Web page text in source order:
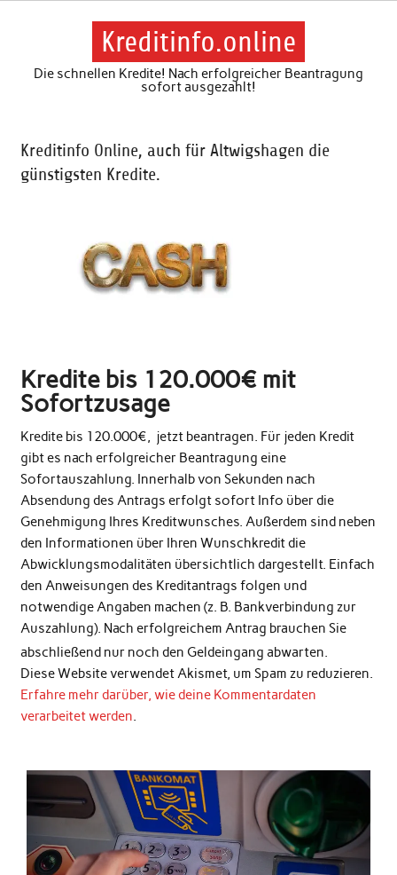
Skip
Kreditinfo.online
Die schnellen Kredite! Nach erfolgreicher Beantragung
sofort ausgezahlt!
Kreditinfo Online, auch für Altwigshagen die
günstigsten Kredite.
Kredite bis 120.000€ mit
Sofortzusage
Kredite bis 120.000€, jetzt beantragen. Für jeden Kredit
gibt es nach erfolgreicher Beantragung eine
Sofortauszahlung. Innerhalb von Sekunden nach
Absendung des Antrags erfolgt sofort Info über die
Genehmigung Ihres Kreditwunsches. Außerdem sind neben
den Informationen über Ihren Wunschkredit die
Abwicklungsmodalitäten übersichtlich dargestellt. Einfach
den Anweisungen des Kreditantrags folgen und
notwendige Angaben machen (z. B. Bankverbindung zur
Auszahlung). Nach erfolgreichem Antrag brauchen Sie
abschließend nur noch den Geldeingang abwarten.
Diese Website verwendet Akismet, um Spam zu reduzieren.
Erfahre mehr darüber, wie deine Kommentardaten
verarbeitet werden.